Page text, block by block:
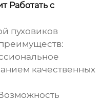
Работать с
пуховиков
качественных